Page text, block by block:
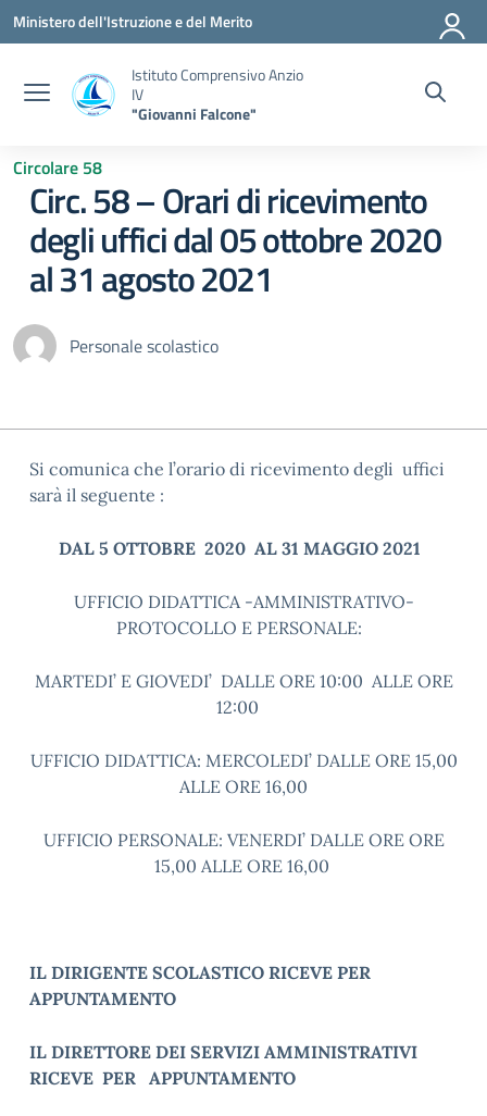
Vai ai contenuti
Vai al menu di navigazione
Vai al footer
Ministero dell'Istruzione e del Merito
Istituto Comprensivo Anzio
IV
"Giovanni Falcone"
Circolare 58
Circ. 58 – Orari di ricevimento
degli uffici dal 05 ottobre 2020
al 31 agosto 2021
Personale scolastico
Si comunica che l’orario di ricevimento degli uffici
sarà il seguente :
DAL 5 OTTOBRE 2020 AL 31 MAGGIO 2021
UFFICIO DIDATTICA -AMMINISTRATIVO-
PROTOCOLLO E PERSONALE:
MARTEDI’ E GIOVEDI’ DALLE ORE 10:00 ALLE ORE
12:00
UFFICIO DIDATTICA: MERCOLEDI’ DALLE ORE 15,00
ALLE ORE 16,00
UFFICIO PERSONALE: VENERDI’ DALLE ORE ORE
15,00 ALLE ORE 16,00
IL DIRIGENTE SCOLASTICO RICEVE PER
APPUNTAMENTO
IL DIRETTORE DEI SERVIZI AMMINISTRATIVI
RICEVE PER APPUNTAMENTO